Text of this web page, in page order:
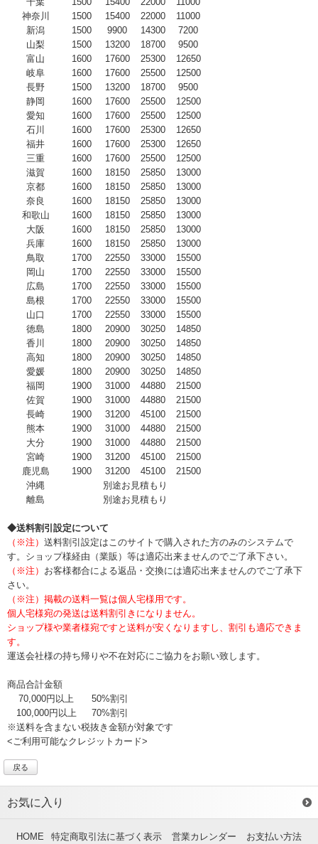
神奈川
1500 15400 22000
11000
新潟
1500 9900 14300
7200
山梨
1500 13200 18700
9500
富山
1600 17600 25300
12650
岐阜
1600 17600 25500
12500
長野
1500 13200 18700
9500
静岡
1600 17600 25500
12500
愛知
1600 17600 25500
12500
石川
1600 17600 25300
12650
福井
1600 17600 25300
12650
三重
1600 17600 25500
12500
滋賀
1600 18150 25850
13000
京都
1600 18150 25850
13000
奈良
1600 18150 25850
13000
和歌山
1600 18150 25850
13000
大阪
1600 18150 25850
13000
兵庫
1600 18150 25850
13000
鳥取
1700 22550 33000
15500
岡山
1700 22550 33000
15500
広島
1700 22550 33000
15500
島根
1700 22550 33000
15500
山口
1700 22550 33000
15500
徳島
1800 20900 30250
14850
香川
1800 20900 30250
14850
高知
1800 20900 30250
14850
愛媛
1800 20900 30250
14850
福岡
1900 31000 44880
21500
佐賀
1900 31000 44880
21500
長崎
1900 31200 45100
21500
熊本
1900 31000 44880
21500
大分
1900 31000 44880
21500
宮崎
1900 31200 45100
21500
鹿児島
1900 31200 45100
21500
沖縄
別途お見積もり
離島
別途お見積もり
◆送料割引設定について
（※注） 送料割引設定はこのサイトで購入された方のみのシステムで
す。ショップ様経由（業販）等は適応出来ませんのでご了承下さい。
（※注） お客様都合による返品・交換には適応出来ませんのでご了承下
さい。
（※注）掲載の送料一覧は個人宅様用です。
個人宅様宛の発送は送料割引きになりません。
ショップ様や業者様宛ですと送料が安くなりますし、割引も適応できま
す。
運送会社様の持ち帰りや不在対応にご協力をお願い致します。
商品合計金額
70,000円以上
50%割引
100,000円以上
70%割引
※送料を含まない税抜き金額が対象です
<ご利用可能なクレジットカード>
戻る
お気に入り
HOME 特定商取引法に基づく表示 営業カレンダー お支払い方法